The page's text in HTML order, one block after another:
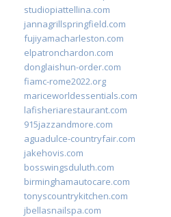
studiopiattellina.com
jannagrillspringfield.com
fujiyamacharleston.com
elpatronchardon.com
donglaishun-order.com
fiamc-rome2022.org
mariceworldessentials.com
lafisheriarestaurant.com
915jazzandmore.com
aguadulce-countryfair.com
jakehovis.com
bosswingsduluth.com
birminghamautocare.com
tonyscountrykitchen.com
jbellasnailspa.com